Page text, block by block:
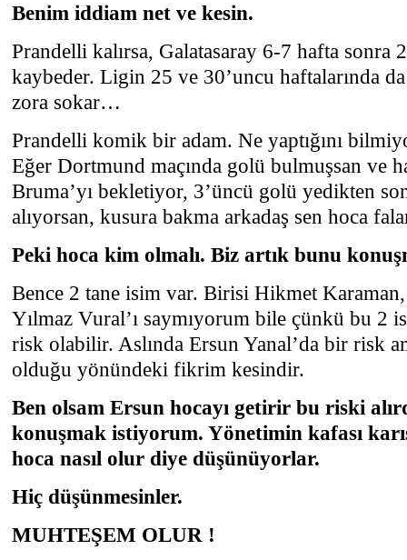
Benim iddiam net ve kesin.
Prandelli kalırsa, Galatasaray 6-7 hafta sonra
kaybeder. Ligin 25 ve 30’uncu haftalarında da
zora sokar…
Prandelli komik bir adam. Ne yaptığını
Eğer Dortmund maçında golü bulmuşsan ve
Bruma’yı bekletiyor, 3’üncü golü yedikten
alıyorsan, kusura bakma arkadaş sen hoca
Peki hoca kim olmalı. Biz artık bunu
Bence 2 tane isim var. Birisi Hikmet
Yılmaz Vural’ı saymıyorum bile çünkü bu 2
risk olabilir. Aslında Ersun Yanal’da bir risk
olduğu yönündeki fikrim kesindir.
Ben olsam Ersun hocayı getirir bu riski
konuşmak istiyorum. Yönetimin kafası
hoca nasıl olur diye düşünüyorlar.
Hiç düşünmesinler.
MUHTEŞEM OLUR !